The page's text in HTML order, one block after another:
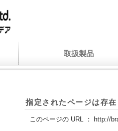
取扱製品
指定されたページは存
このページの URL ： http://